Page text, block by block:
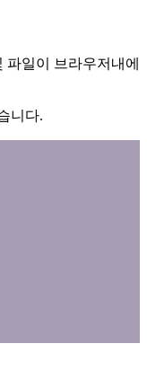
일이 브라우저내에
니다.